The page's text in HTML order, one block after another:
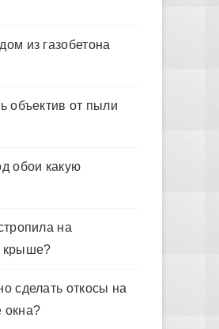
из газобетона
объектив от пыли
обои какую
на
крыше?
сделать откосы на
окна?